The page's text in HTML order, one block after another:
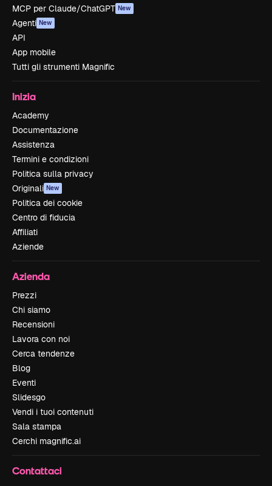
MCP per Claude/ChatGPT New
Agenti New
API
App mobile
Tutti gli strumenti Magnific
Inizia
Academy
Documentazione
Assistenza
Termini e condizioni
Politica sulla privacy
Originali New
Politica dei cookie
Centro di fiducia
Affiliati
Aziende
Azienda
Prezzi
Chi siamo
Recensioni
Lavora con noi
Cerca tendenze
Blog
Eventi
Slidesgo
Vendi i tuoi contenuti
Sala stampa
Cerchi magnific.ai
Contattaci